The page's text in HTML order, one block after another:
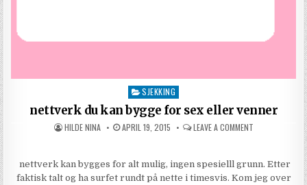
Posted in
SJEKKING
nettverk du kan bygge for sex eller venner
AUTHOR:
HILDE NINA PUBLISHED DATE:
APRIL 19, 2015 LEAVE A COMMENTON NETTVERK
nettverk kan bygges for alt mulig, ingen spesielll grunn. Etter
faktisk talt og ha surfet rundt på nette i timesvis. Kom jeg over